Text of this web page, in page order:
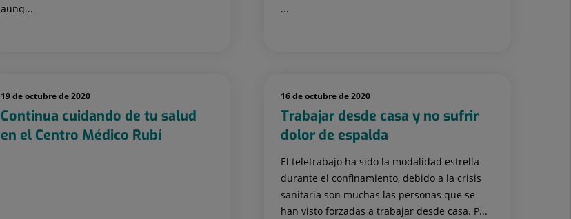
aunq...
...
19 de octubre de 2020
Continua cuidando de tu salud
en el Centro Médico Rubí
16 de octubre de 2020
Trabajar desde casa y no sufrir
dolor de espalda
El teletrabajo ha sido la modalidad estrella
durante el confinamiento, debido a la crisis
sanitaria son muchas las personas que se
han visto forzadas a trabajar desde casa. P...